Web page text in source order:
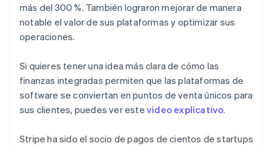
más del 300 %. También lograron mejorar de manera
notable el valor de sus plataformas y optimizar sus
operaciones.
Si quieres tener una idea más clara de cómo las
finanzas integradas permiten que las plataformas de
software se conviertan en puntos de venta únicos para
sus clientes, puedes ver este video explicativo.
Stripe ha sido el socio de pagos de cientos de startups